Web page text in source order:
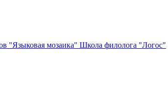
"Языковая мозаика" Школа филолога "Логос"